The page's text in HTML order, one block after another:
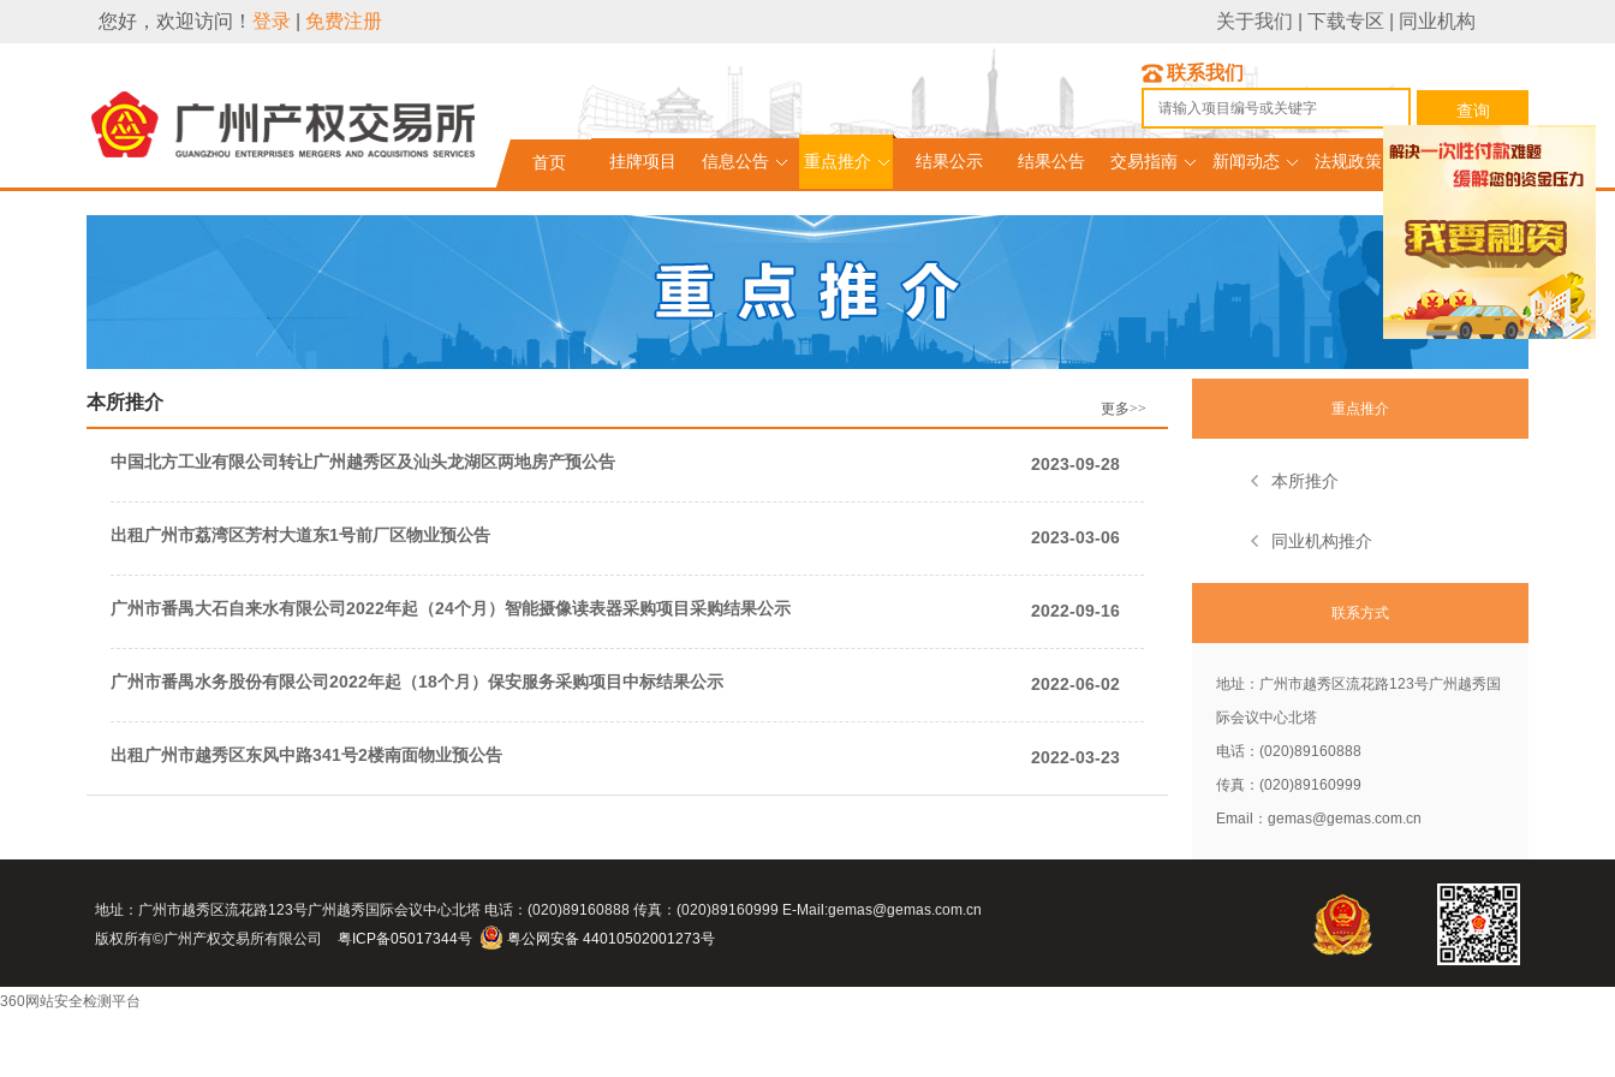
您好，欢迎访问！ 登录 免费注册 关于我们 下载专区 同业机构
联系我们
首页 挂牌项目 信息公告 重点推介 结果公示 结果公告 交易指南 新闻动态 法规政策 融资项目
本所推介 更多>>
中国北方工业有限公司转让广州越秀区及汕头龙湖区两地房产预公告 2023-09-28
出租广州市荔湾区芳村大道东1号前厂区物业预公告 2023-03-06
广州市番禺大石自来水有限公司2022年起（24个月）智能摄像读表器采购项目采购结果公示 2022-09-16
广州市番禺水务股份有限公司2022年起（18个月）保安服务采购项目中标结果公示 2022-06-02
出租广州市越秀区东风中路341号2楼南面物业预公告 2022-03-23
重点推介
本所推介
同业机构推介
联系方式
地址：广州市越秀区流花路123号广州越秀国
际会议中心北塔
电话：(020)89160888
传真：(020)89160999
Email：gemas@gemas.com.cn
地址：广州市越秀区流花路123号广州越秀国际会议中心北塔 电话：(020)89160888 传真：(020)89160999 E-Mail:gemas@gemas.com.cn
版权所有©广州产权交易所有限公司
粤ICP备05017344号 粤公网安备 44010502001273号
360网站安全检测平台